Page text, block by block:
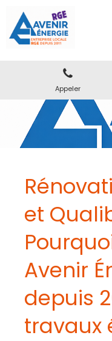
Appeler
et
Avenir
depuis
travaux